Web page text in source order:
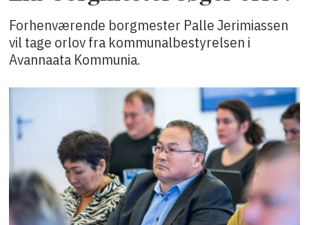
Forhenværende borgmester Palle Jerimiassen
vil tage orlov fra kommunalbestyrelsen i
Avannaata Kommunia.